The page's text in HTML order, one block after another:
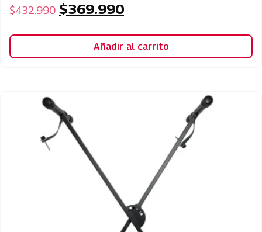
$432.990 $369.990
Añadir al carrito